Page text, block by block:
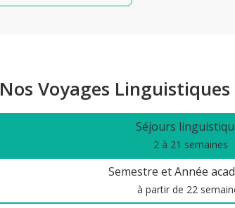
Nos Voyages
Séjours
2 à 21 semaines
Semestre et Année
à partir de 22